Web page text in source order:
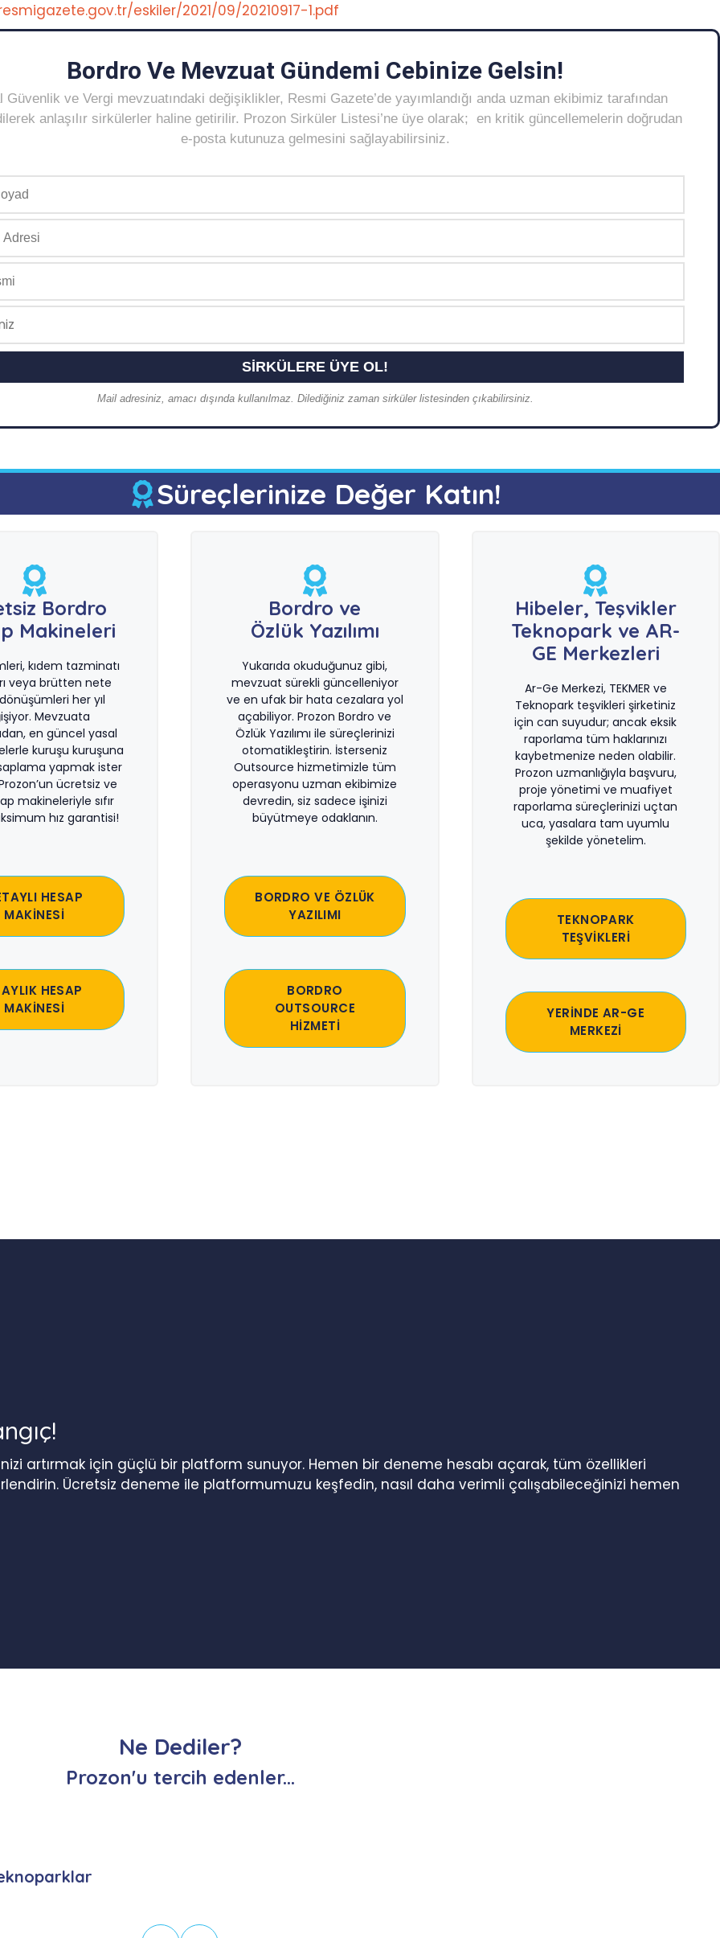
eskiler/2021/09/20210917-1.pdf
Bordro Ve Mevzuat Gündemi Cebinize Gelsin!
Güvenlik ve Vergi mevzuatındaki değişiklikler, Resmi Gazete’de yayımlandığı anda uzman ekibimiz tarafından
anlaşılır sirkülerler haline getirilir. Prozon Sirküler Listesi’ne üye olarak; en kritik güncellemelerin doğrudan
e-posta kutunuza gelmesini sağlayabilirsiniz.
Mail adresiniz, amacı dışında kullanılmaz. Dilediğiniz zaman sirküler listesinden çıkabilirsiniz.
Süreçlerinize Değer Katın!
Bordro
Makineleri
kıdem tazminatı
veya brütten nete
her yıl
Mevzuata
en güncel yasal
kuruşu kuruşuna
yapmak ister
ücretsiz ve
makineleriyle sıfır
hız garantisi!
HESAP
MAKİNESİ
HESAP
MAKİNESİ
Bordro ve
Özlük Yazılımı
Yukarıda okuduğunuz gibi,
mevzuat sürekli güncelleniyor
ve en ufak bir hata cezalara yol
açabiliyor. Prozon Bordro ve
Özlük Yazılımı ile süreçlerinizi
otomatikleştirin. İsterseniz
Outsource hizmetimizle tüm
operasyonu uzman ekibimize
devredin, siz sadece işinizi
büyütmeye odaklanın.
BORDRO VE ÖZLÜK
YAZILIMI
BORDRO
OUTSOURCE
HİZMETİ
Hibeler, Teşvikler
Teknopark ve AR-
GE Merkezleri
Ar-Ge Merkezi, TEKMER ve
Teknopark teşvikleri şirketiniz
için can suyudur; ancak eksik
raporlama tüm haklarınızı
kaybetmenize neden olabilir.
Prozon uzmanlığıyla başvuru,
proje yönetimi ve muafiyet
raporlama süreçlerinizi uçtan
uca, yasalara tam uyumlu
şekilde yönetelim.
TEKNOPARK
TEŞVİKLERİ
YERİNDE AR-GE
MERKEZİ
artırmak için güçlü bir platform sunuyor. Hemen bir deneme hesabı açarak, tüm özellikleri
Ücretsiz deneme ile platformumuzu keşfedin, nasıl daha verimli çalışabileceğinizi hemen
Ne Dediler?
Prozon'u tercih edenler...